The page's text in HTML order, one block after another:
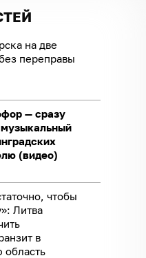
на две
переправы
— сразу
(видео)
чтобы
Литва
в
область